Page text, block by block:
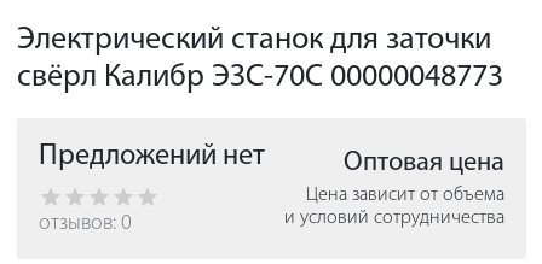
Электрический станок для заточки
свёрл Калибр ЭЗС-70C 00000048773
Предложений нет
отзывов: 0
Оптовая цена
Цена зависит от объема
и условий сотрудничества